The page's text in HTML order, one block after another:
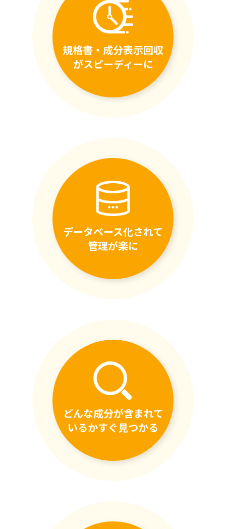
規格書・成分表示回収
がスピーディーに
データベース化されて
管理が楽に
どんな成分が含まれて
いるかすぐ見つかる